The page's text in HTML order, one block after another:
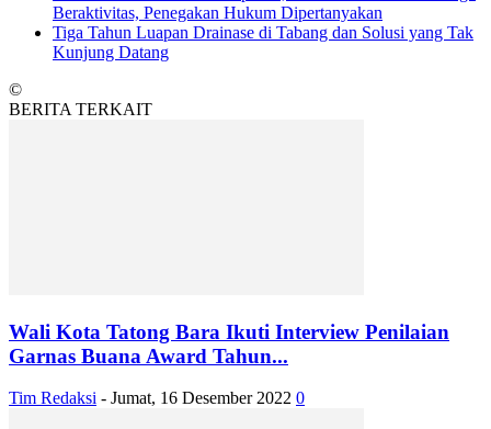
Beraktivitas, Penegakan Hukum Dipertanyakan
Tiga Tahun Luapan Drainase di Tabang dan Solusi yang Tak
Kunjung Datang
©
BERITA TERKAIT
Wali Kota Tatong Bara Ikuti Interview Penilaian
Garnas Buana Award Tahun...
Tim Redaksi - Jumat, 16 Desember 2022 0